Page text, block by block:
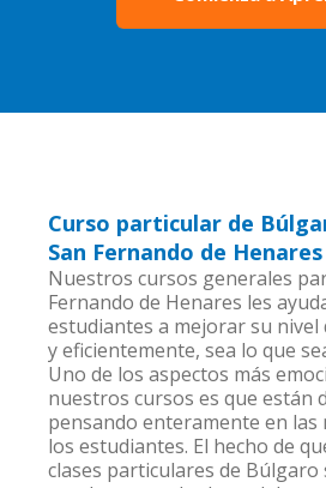
Curso particular de
San Fernando de Henares
Nuestros cursos generales
Fernando de Henares les
estudiantes a mejorar su
y eficientemente, sea lo que
Uno de los aspectos más
nuestros cursos es que están
pensando enteramente en las
los estudiantes. El hecho de
clases particulares de Búlgaro